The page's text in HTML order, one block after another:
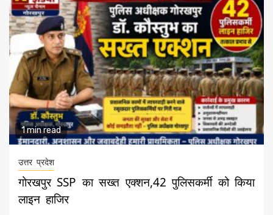
1 min read
उत्तर प्रदेश
गोरखपुर SSP का सख्त एक्शन,42 पुलिसकर्मी को किया
लाइन हाजिर